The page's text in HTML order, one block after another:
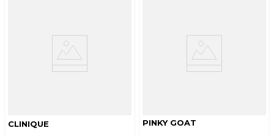
CLINIQUE
PINKY GOAT